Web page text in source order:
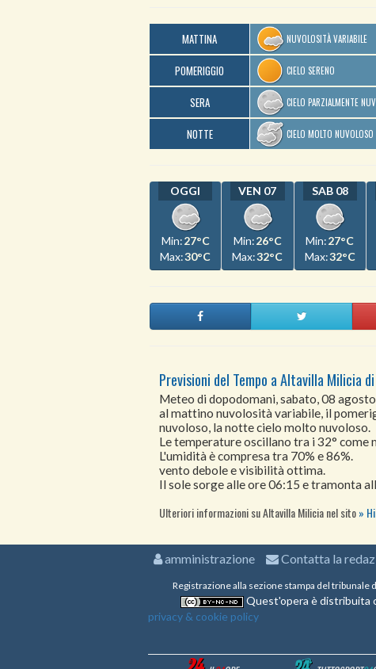
MATTINA NUVOLOSITÀ VARIABILE
POMERIGGIO CIELO SERENO
SERA CIELO PARZIALMENTE
NOTTE CIELO MOLTO NUVOLOSO
OGGI
Min:27°C
Max:30°C
VEN 07
Min:26°C
Max:32°C
SAB 08
Min:27°C
Max:32°C
Previsioni del Tempo a Altavilla Milicia
Meteo di dopodomani, sabato, 08
al mattino nuvolosità variabile, il
nuvoloso, la notte cielo molto nuvoloso.
Le temperature oscillano tra i 32° come
L'umidità è compresa tra 70% e 86%.
vento debole e visibilità ottima.
Il sole sorge alle ore 06:15 e tramonta
Ulteriori informazioni su Altavilla Milicia nel sito
amministrazione Contatta la
Registrazione alla sezione stampa del
Quest'opera è distribuita
privacy & cookie policy